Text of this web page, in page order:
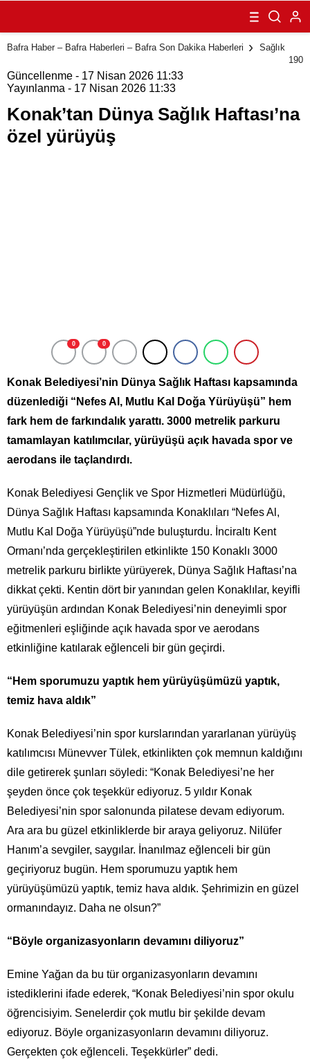
Haftası’na özel
yürüyüş
Bafra Haber – Bafra Haberleri – Bafra Son Dakika Haberleri
Sağlık
190
Güncellenme - 17 Nisan 2026 11:33
Yayınlanma - 17 Nisan 2026 11:33
Konak’tan Dünya Sağlık Haftası’na
özel yürüyüş
0 0
Konak Belediyesi’nin Dünya Sağlık Haftası kapsamında
düzenlediği “Nefes Al, Mutlu Kal Doğa Yürüyüşü” hem
fark hem de farkındalık yarattı. 3000 metrelik parkuru
tamamlayan katılımcılar, yürüyüşü açık havada spor ve
aerodans ile taçlandırdı.
Konak Belediyesi Gençlik ve Spor Hizmetleri Müdürlüğü,
Dünya Sağlık Haftası kapsamında Konaklıları “Nefes Al,
Mutlu Kal Doğa Yürüyüşü”nde buluşturdu. İnciraltı Kent
Ormanı’nda gerçekleştirilen etkinlikte 150 Konaklı 3000
metrelik parkuru birlikte yürüyerek, Dünya Sağlık Haftası’na
dikkat çekti. Kentin dört bir yanından gelen Konaklılar, keyifli
yürüyüşün ardından Konak Belediyesi’nin deneyimli spor
eğitmenleri eşliğinde açık havada spor ve aerodans
etkinliğine katılarak eğlenceli bir gün geçirdi.
“Hem sporumuzu yaptık hem yürüyüşümüzü yaptık,
temiz hava aldık”
Konak Belediyesi’nin spor kurslarından yararlanan yürüyüş
katılımcısı Münevver Tülek, etkinlikten çok memnun kaldığını
dile getirerek şunları söyledi: “Konak Belediyesi’ne her
şeyden önce çok teşekkür ediyoruz. 5 yıldır Konak
Belediyesi’nin spor salonunda pilatese devam ediyorum.
Ara ara bu güzel etkinliklerde bir araya geliyoruz. Nilüfer
Hanım’a sevgiler, saygılar. İnanılmaz eğlenceli bir gün
geçiriyoruz bugün. Hem sporumuzu yaptık hem
yürüyüşümüzü yaptık, temiz hava aldık. Şehrimizin en güzel
ormanındayız. Daha ne olsun?”
“Böyle organizasyonların devamını diliyoruz”
Emine Yağan da bu tür organizasyonların devamını
istediklerini ifade ederek, “Konak Belediyesi’nin spor okulu
öğrencisiyim. Senelerdir çok mutlu bir şekilde devam
ediyoruz. Böyle organizasyonların devamını diliyoruz.
Gerçekten çok eğlenceli. Teşekkürler” dedi.